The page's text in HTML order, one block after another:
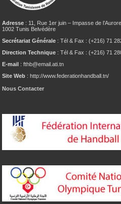
Adresse : 11, Rue 1er juin – Impasse de
1002 Tunis Belvédère
Secrétariat Générale : Tél & Fax : (+216) 71
Direction Technique : Tél & Fax : (+216) 71
E-mail : fthb@email.ati.tn
Site Web : http://www.federationhandball.tn/
Nous Contacter